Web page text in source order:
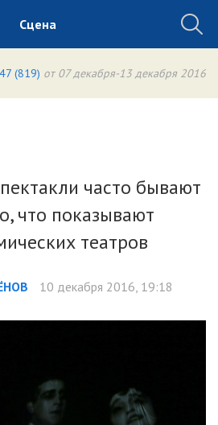
Сцена
(819) от 07 декабря-13 декабря 2016
часто бывают
что показывают
театров
10 декабря 2016, 19:18